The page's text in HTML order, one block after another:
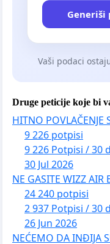
Vaši podaci
Druge peticije koje bi
HITNO
9 226 potpisi
9 226 Potpisi / 30
30 Jul 2026
NE GASITE WIZZ AIR
24 240 potpisi
2 937 Potpisi / 30
26 Jun 2026
NEĆEMO DA INĐIJA